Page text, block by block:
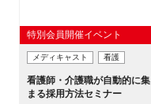
特別会員開催イベント
メディキャスト 看護
看護師・介護職が自動的に集
まる採用方法セミナー